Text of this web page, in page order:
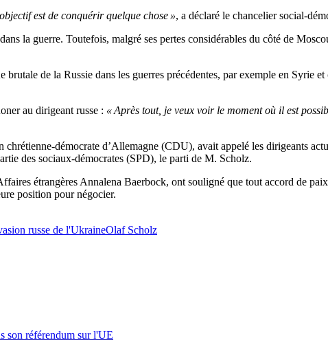
est de conquérir quelque chose », a déclaré le chancelier social-
la guerre. Toutefois, malgré ses pertes considérables du côté de
de la Russie dans les guerres précédentes, par exemple en Syrie
au dirigeant russe : « Après tout, je veux voir le moment où il est
démocrate d’Allemagne (CDU), avait appelé les dirigeants
des sociaux-démocrates (SPD), le parti de M. Scholz.
étrangères Annalena Baerbock, ont souligné que tout accord de
position pour négocier.
russe de l'UkraineOlaf Scholz
son référendum sur l'UE